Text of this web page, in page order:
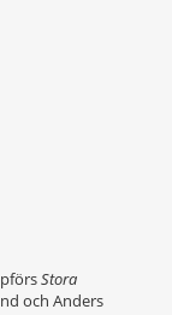
Stora
och Anders